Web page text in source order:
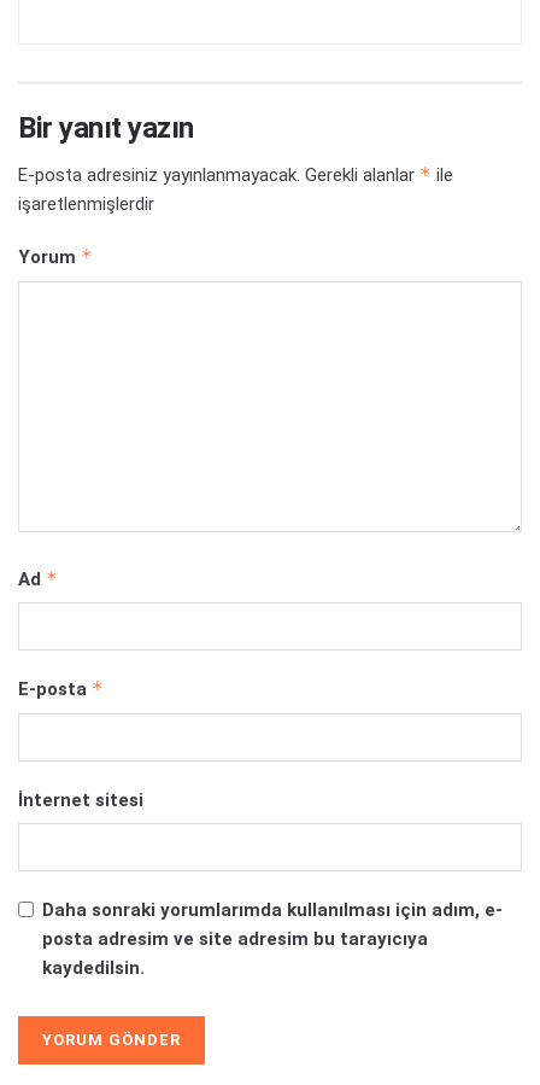
Bir yanıt yazın
E-posta adresiniz yayınlanmayacak. Gerekli alanlar * ile
işaretlenmişlerdir
Yorum *
Ad *
E-posta *
İnternet sitesi
Daha sonraki yorumlarımda kullanılması için adım, e-
posta adresim ve site adresim bu tarayıcıya
kaydedilsin.